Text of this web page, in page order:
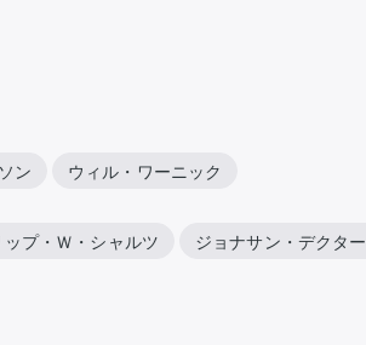
ン ウィル・ワーニック
ップ・Ｗ・シャルツ ジョナサン・デクター